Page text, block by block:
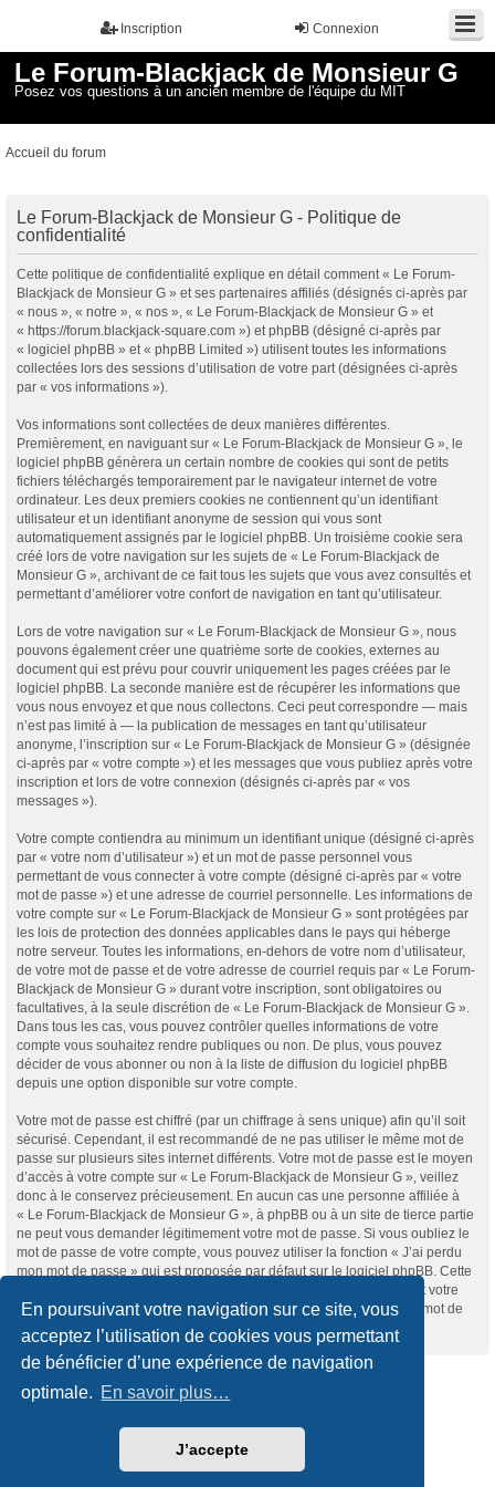
En poursuivant votre navigation sur ce site, vous
acceptez l’utilisation de cookies vous permettant
de bénéficier d’une expérience de navigation
optimale. En savoir plus…
J’accepte
Connexion
Inscription
Le Forum-Blackjack de Monsieur G
Posez vos questions à un ancien membre de l'équipe du MIT
Accueil du forum
Le Forum-Blackjack de Monsieur G - Politique de
confidentialité
Cette politique de confidentialité explique en détail comment « Le Forum-
Blackjack de Monsieur G » et ses partenaires affiliés (désignés ci-après par
« nous », « notre », « nos », « Le Forum-Blackjack de Monsieur G » et
« https://forum.blackjack-square.com ») et phpBB (désigné ci-après par
« logiciel phpBB » et « phpBB Limited ») utilisent toutes les informations
collectées lors des sessions d’utilisation de votre part (désignées ci-après
par « vos informations »).
Vos informations sont collectées de deux manières différentes.
Premièrement, en naviguant sur « Le Forum-Blackjack de Monsieur G », le
logiciel phpBB génèrera un certain nombre de cookies qui sont de petits
fichiers téléchargés temporairement par le navigateur internet de votre
ordinateur. Les deux premiers cookies ne contiennent qu’un identifiant
utilisateur et un identifiant anonyme de session qui vous sont
automatiquement assignés par le logiciel phpBB. Un troisième cookie sera
créé lors de votre navigation sur les sujets de « Le Forum-Blackjack de
Monsieur G », archivant de ce fait tous les sujets que vous avez consultés et
permettant d’améliorer votre confort de navigation en tant qu’utilisateur.
Lors de votre navigation sur « Le Forum-Blackjack de Monsieur G », nous
pouvons également créer une quatrième sorte de cookies, externes au
document qui est prévu pour couvrir uniquement les pages créées par le
logiciel phpBB. La seconde manière est de récupérer les informations que
vous nous envoyez et que nous collectons. Ceci peut correspondre — mais
n’est pas limité à — la publication de messages en tant qu’utilisateur
anonyme, l’inscription sur « Le Forum-Blackjack de Monsieur G » (désignée
ci-après par « votre compte ») et les messages que vous publiez après votre
inscription et lors de votre connexion (désignés ci-après par « vos
messages »).
Votre compte contiendra au minimum un identifiant unique (désigné ci-après
par « votre nom d’utilisateur ») et un mot de passe personnel vous
permettant de vous connecter à votre compte (désigné ci-après par « votre
mot de passe ») et une adresse de courriel personnelle. Les informations de
votre compte sur « Le Forum-Blackjack de Monsieur G » sont protégées par
les lois de protection des données applicables dans le pays qui héberge
notre serveur. Toutes les informations, en-dehors de votre nom d’utilisateur,
de votre mot de passe et de votre adresse de courriel requis par « Le Forum-
Blackjack de Monsieur G » durant votre inscription, sont obligatoires ou
facultatives, à la seule discrétion de « Le Forum-Blackjack de Monsieur G ».
Dans tous les cas, vous pouvez contrôler quelles informations de votre
compte vous souhaitez rendre publiques ou non. De plus, vous pouvez
décider de vous abonner ou non à la liste de diffusion du logiciel phpBB
depuis une option disponible sur votre compte.
Votre mot de passe est chiffré (par un chiffrage à sens unique) afin qu’il soit
sécurisé. Cependant, il est recommandé de ne pas utiliser le même mot de
passe sur plusieurs sites internet différents. Votre mot de passe est le moyen
d’accès à votre compte sur « Le Forum-Blackjack de Monsieur G », veillez
donc à le conservez précieusement. En aucun cas une personne affiliée à
« Le Forum-Blackjack de Monsieur G », à phpBB ou à un site de tierce partie
ne peut vous demander légitimement votre mot de passe. Si vous oubliez le
mot de passe de votre compte, vous pouvez utiliser la fonction « J’ai perdu
mon mot de passe » qui est proposée par défaut sur le logiciel phpBB. Cette
fonctionnalité vous demandera de spécifier votre nom d’utilisateur et votre
adresse de courriel et le logiciel phpBB générera alors un nouveau mot de
passe afin que vous puissiez reprendre le contrôle de votre compte.
Accueil du forum
phpBB® Forum Software © phpBB Limited
Qiaeru
we_universalcreated by INVENTEA & v12mike